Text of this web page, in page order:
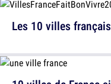
Les 10 villes